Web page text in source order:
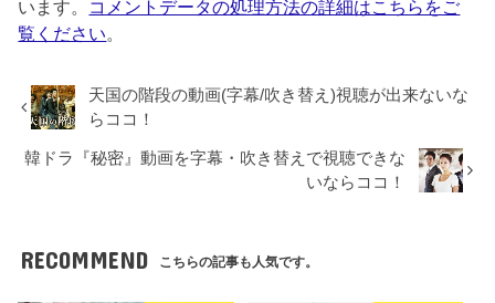
います。 コメントデータの処理方法の詳細はこちらをご
覧ください。
天国の階段の動画(字幕/吹き替え)視聴が出来ないな
らココ！
韓ドラ『秘密』動画を字幕・吹き替えで視聴できな
いならココ！
RECOMMEND こちらの記事も人気です。